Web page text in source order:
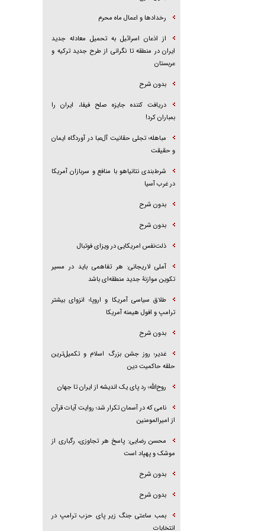
رخداد‌ها و اعمال ماه محرم
از اذعان اسرائیل به تحمیل معادله جدید
ایران در منطقه تا نگرانی از طرح جدید ترکیه و
عربستان
بدون شرح
دریافت کننده جایزه صلح فیفا، ایران را
بمباران کرد!
مباهله؛ تجلی حقانیت آل‌عبا در آوردگاه ایمان
و حقیقت
شرط‌بندی نتانیاهو با منافع و سربازان آمریکا
در غرب آسیا
بدون شرح
بدون شرح
ذلت‌نفس امریکایی در ویزای فوتبال
آملی لاریجانی: هر تفاهمی باید در مسیر
تکوین موازنۀ جدید منطقه‌ای باشد
طلاق سیاسی آمریکا و اروپا؛ انزوای بیشتر
ترامپ و افول هیمنه آمریکا
بدون شرح
غدیر؛ روز جشن بزرگ اسلام و تکمیل‌ترین
حلقه حاکمیت دین
روح‌الله؛ رد پای یک اندیشه از ایران تا جهان
نامی که در آسمان تکرار شد؛ روایت آیات قرآن
از امیرالمومنین
محسن رضایی: پاسخ هر تجاوزی، رگباری از
موشک و پهپاد است
بدون شرح
بدون شرح
بمب ساعتی جنگ زیر پای حزب ترام‍پ در
انتخابات